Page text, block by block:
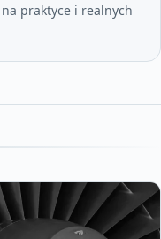
praktyce i realnych